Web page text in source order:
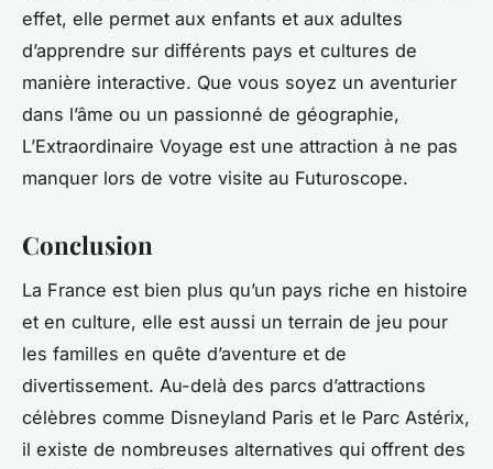
effet, elle permet aux enfants et aux adultes
d’apprendre sur différents pays et cultures de
manière interactive. Que vous soyez un aventurier
dans l’âme ou un passionné de géographie,
L’Extraordinaire Voyage est une attraction à ne pas
manquer lors de votre visite au Futuroscope.
Conclusion
La France est bien plus qu’un pays riche en histoire
et en culture, elle est aussi un terrain de jeu pour
les familles en quête d’aventure et de
divertissement. Au-delà des parcs d’attractions
célèbres comme Disneyland Paris et le Parc Astérix,
il existe de nombreuses alternatives qui offrent des